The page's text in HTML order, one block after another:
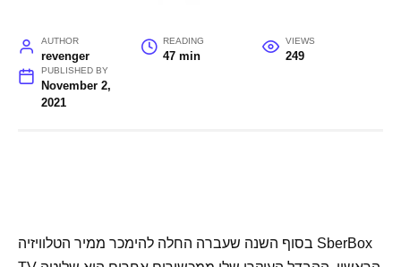
AUTHOR
revenger
READING
47 min
VIEWS
249
PUBLISHED BY
November 2,
2021
בסוף השנה שעברה החלה להימכר ממיר הטלוויזיה SberBox